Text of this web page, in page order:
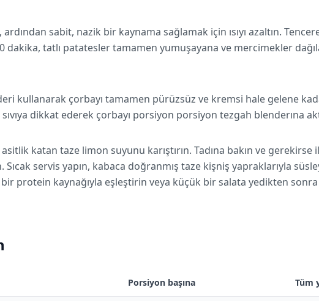
sabit, nazik bir kaynama sağlamak için ısıyı azaltın.
dakika, tatlı patatesler tamamen yumuşayana ve mercimekler
kullanarak çorbayı tamamen pürüzsüz ve kremsi hale gelene
dikkat ederek çorbayı porsiyon porsiyon tezgah blenderına
katan taze limon suyunu karıştırın. Tadına bakın ve gerekirse
servis yapın, kabaca doğranmış taze kişniş yapraklarıyla
protein kaynağıyla eşleştirin veya küçük bir salata yedikten sonra
Porsiyon başına Tüm